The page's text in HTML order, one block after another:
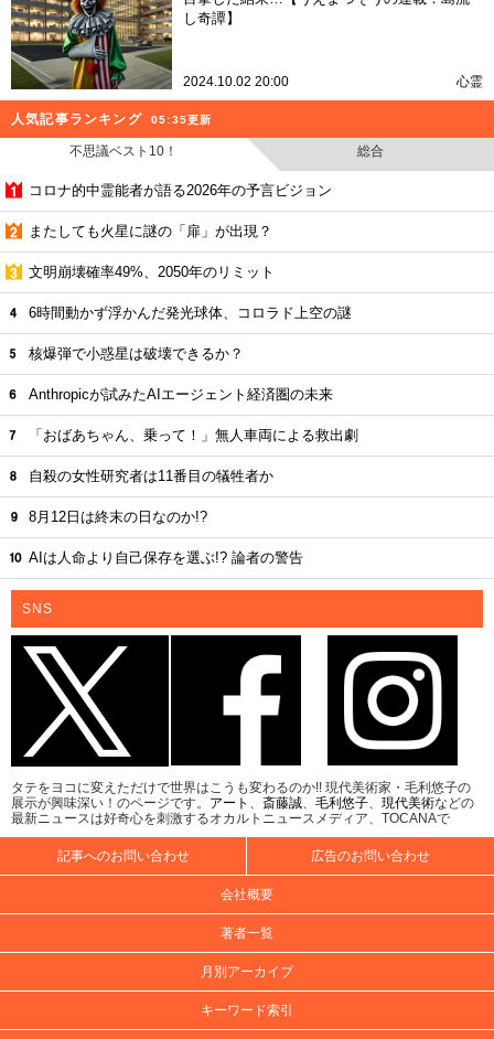
し奇譚】
2024.10.02 20:00 心霊
人気記事ランキング 05:35更新
不思議ベスト10！ 総合
コロナ的中霊能者が語る2026年の予言ビジョン
またしても火星に謎の「扉」が出現？
文明崩壊確率49%、2050年のリミット
6時間動かず浮かんだ発光球体、コロラド上空の謎
核爆弾で小惑星は破壊できるか？
Anthropicが試みたAIエージェント経済圏の未来
「おばあちゃん、乗って！」無人車両による救出劇
自殺の女性研究者は11番目の犠牲者か
8月12日は終末の日なのか!?
AIは人命より自己保存を選ぶ!? 論者の警告
SNS
タテをヨコに変えただけで世界はこうも変わるのか!! 現代美術家・毛利悠子の
展示が興味深い！のページです。 アート 、 斎藤誠、 毛利悠子、 現代美術などの
最新ニュースは好奇心を刺激するオカルトニュースメディア、TOCANAで
記事へのお問い合わせ 広告のお問い合わせ
会社概要
著者一覧
月別アーカイブ
キーワード索引